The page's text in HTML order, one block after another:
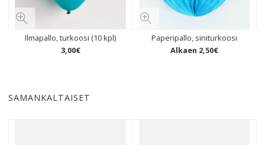
Ilmapallo, turkoosi (10 kpl)
3,00€
Paperipallo, siniturkoosi
Alkaen 2,50€
SAMANKALTAISET